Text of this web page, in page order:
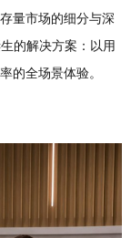
量市场的细分与深
的解决方案：以用
的全场景体验。